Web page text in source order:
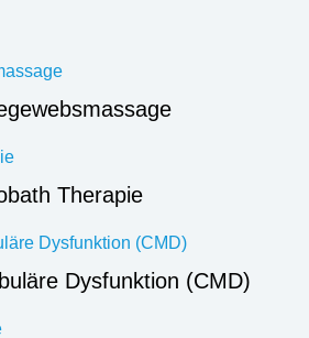
Therapie
Dysfunktion (CMD)